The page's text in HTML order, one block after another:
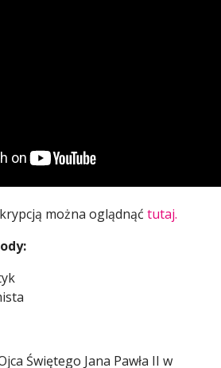
można oglądnąć tutaj.
Świętego Jana Pawła II w